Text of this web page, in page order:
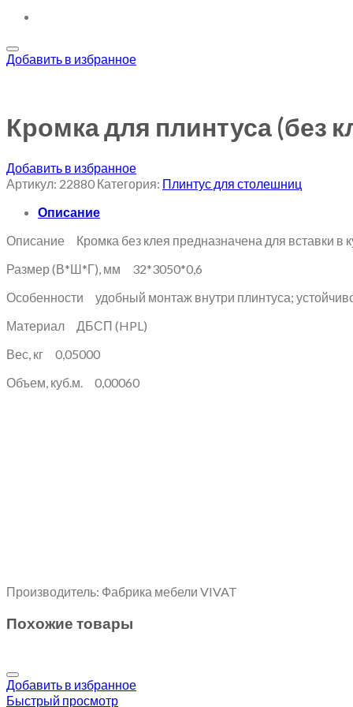
Добавить в избранное
Кромка для плинтуса (без
Добавить в избранное
Артикул: 22880 Категория: Плинтус для столешниц
Описание
Описание Кромка без клея предназначена для вставки в
Размер (В*Ш*Г), мм 32*3050*0,6
Особенности удобный монтаж внутри плинтуса;
Материал ДБСП (HPL)
Вес, кг 0,05000
Объем, куб.м. 0,00060
Производитель: Фабрика мебели VIVAT
Похожие товары
Добавить в избранное
Быстрый просмотр